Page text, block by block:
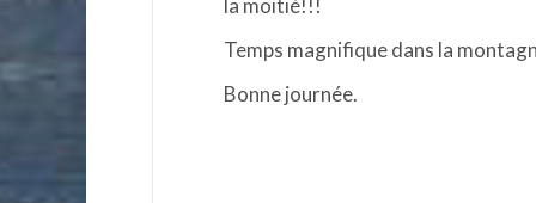
la moitié!!!
Temps magnifique dans la
Bonne journée.